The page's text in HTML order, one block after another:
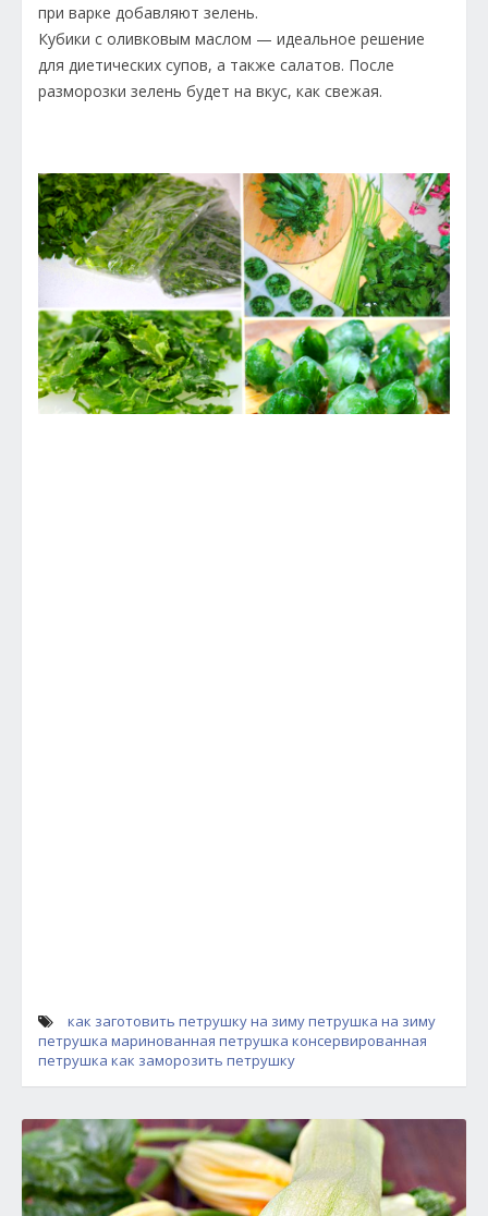
при варке добавляют зелень.
Кубики с оливковым маслом — идеальное решение
для диетических супов, а также салатов. После
разморозки зелень будет на вкус, как свежая.
как заготовить петрушку на зимупетрушка на зиму
петрушка маринованная петрушка консервированная
петрушка как заморозить петрушку